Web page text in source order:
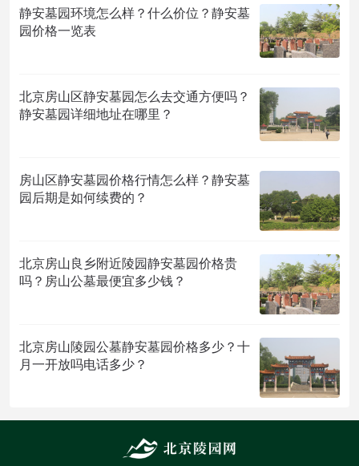
静安墓园环境怎么样？什么价位？静安墓
园价格一览表
北京房山区静安墓园怎么去交通方便吗？
静安墓园详细地址在哪里？
房山区静安墓园价格行情怎么样？静安墓
园后期是如何续费的？
北京房山良乡附近陵园静安墓园价格贵
吗？房山公墓最便宜多少钱？
北京房山陵园公墓静安墓园价格多少？十
月一开放吗电话多少？